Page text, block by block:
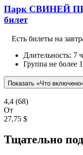
Парк СВИНЕЙ
билет
Есть билеты на
Длительность: 7
Группа не более
Показать «Что
4,4 (68)
От
27,75 $
Тщательно